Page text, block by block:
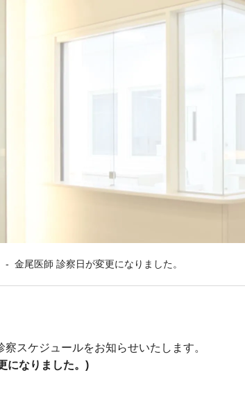
- 金尾医師 診察日が変更になりました。
スケジュールをお知らせいたします。
になりました。)